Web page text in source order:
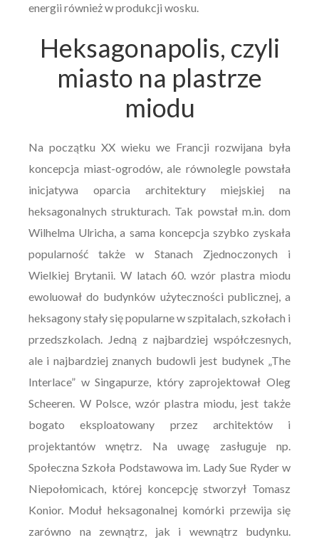
energii również w produkcji wosku.
Heksagonapolis, czyli
miasto na plastrze
miodu
Na początku XX wieku we Francji rozwijana była
koncepcja miast-ogrodów, ale równolegle powstała
inicjatywa oparcia architektury miejskiej na
heksagonalnych strukturach. Tak powstał m.in. dom
Wilhelma Ulricha, a sama koncepcja szybko zyskała
popularność także w Stanach Zjednoczonych i
Wielkiej Brytanii. W latach 60. wzór plastra miodu
ewoluował do budynków użyteczności publicznej, a
heksagony stały się popularne w szpitalach, szkołach i
przedszkolach. Jedną z najbardziej współczesnych,
ale i najbardziej znanych budowli jest budynek „The
Interlace” w Singapurze, który zaprojektował Oleg
Scheeren. W Polsce, wzór plastra miodu, jest także
bogato eksploatowany przez architektów i
projektantów wnętrz. Na uwagę zasługuje np.
Społeczna Szkoła Podstawowa im. Lady Sue Ryder w
Niepołomicach, której koncepcję stworzył Tomasz
Konior. Moduł heksagonalnej komórki przewija się
zarówno na zewnątrz, jak i wewnątrz budynku.